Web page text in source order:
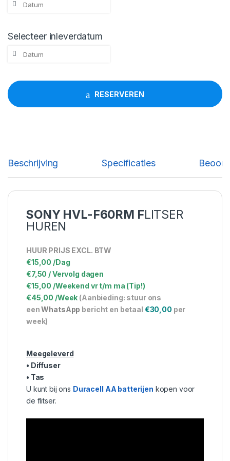
Selecteer inleverdatum
RESERVEREN
Beschrijving Specificaties
SONY HVL-F60RM FLITSER
HUREN
HUUR PRIJS EXCL. BTW
€15,00 /Dag
€7,50 / Vervolg dagen
€15,00 /Weekend vr t/m ma (Tip!)
€45,00 /Week (Aanbieding: stuur ons
eenWhatsApp bericht en betaal €30,00 per
week)
Meegeleverd
• Diffuser
• Tas
U kunt bij ons Duracell AA batterijen kopen voor
de flitser.